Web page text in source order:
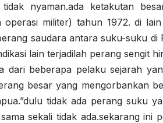
nyaman.ada ketakutan
operasi militer) tahun 1972. di
saudara antara suku-suku
lain terjadilah perang sengit
dari beberapa pelaku sejarah
besar yang mengorbankan
tidak ada perang suku
sekali tidak ada.sekarang ini